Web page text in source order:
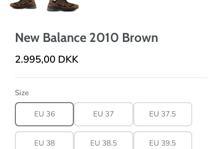
New Balance 2010 Brown
2.995,00 DKK
Size
EU 36 EU 37 EU 37.5
EU 38 EU 38.5 EU 39.5